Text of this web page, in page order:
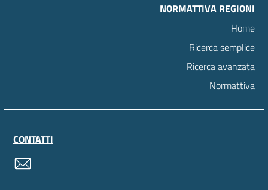
NORMATTIVA REGIONI
Home
Ricerca semplice
Ricerca avanzata
Normattiva
CONTATTI